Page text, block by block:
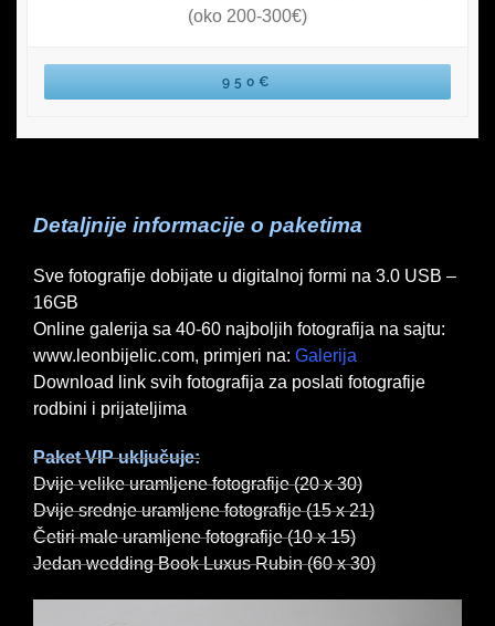
(oko 200-300€)
950€
Detaljnije informacije o paketima
Sve fotografije dobijate u digitalnoj formi na 3.0 USB –
16GB
Online galerija sa 40-60 najboljih fotografija na sajtu:
www.leonbijelic.com, primjeri na: Galerija
Download link svih fotografija za poslati fotografije
rodbini i prijateljima
Paket VIP uključuje:
Dvije velike uramljene fotografije (20 x 30)
Dvije srednje uramljene fotografije (15 x 21)
Četiri male uramljene fotografije (10 x 15)
Jedan wedding Book Luxus Rubin (60 x 30)